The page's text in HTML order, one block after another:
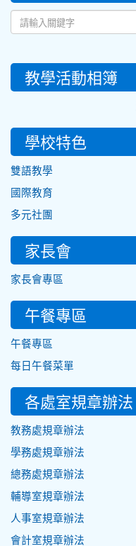
教學活動相簿
學校特色
雙語教學
國際教育
多元社團
家長會
家長會專區
午餐專區
午餐專區
每日午餐菜單
各處室規章辦法
教務處規章辦法
學務處規章辦法
總務處規章辦法
輔導室規章辦法
人事室規章辦法
會計室規章辦法